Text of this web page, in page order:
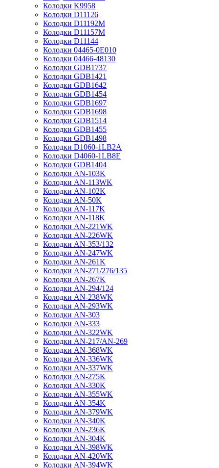
Колодки K9958
Колодки D11126
Колодки D11192M
Колодки D11157M
Колодки D11144
Колодки 04465-0E010
Колодки 04466-48130
Колодки GDB1737
Колодки GDB1421
Колодки GDB1642
Колодки GDB1454
Колодки GDB1697
Колодки GDB1698
Колодки GDB1514
Колодки GDB1455
Колодки GDB1498
Колодки D1060-1LB2A
Колодки D4060-1LB8E
Колодки GDB1404
Колодки AN-103K
Колодки AN-113WK
Колодки AN-102K
Колодки AN-50K
Колодки AN-117K
Колодки AN-118K
Колодки AN-221WK
Колодки AN-226WK
Колодки AN-353/132
Колодки AN-247WK
Колодки AN-261K
Колодки AN-271/276/135
Колодки AN-267K
Колодки AN-294/124
Колодки AN-238WK
Колодки AN-293WK
Колодки AN-303
Колодки AN-333
Колодки AN-322WK
Колодки AN-217/AN-269
Колодки AN-368WK
Колодки AN-336WK
Колодки AN-337WK
Колодки AN-275K
Колодки AN-330K
Колодки AN-355WK
Колодки AN-354K
Колодки AN-379WK
Колодки AN-340K
Колодки AN-236K
Колодки AN-304K
Колодки AN-398WK
Колодки AN-420WK
Колодки AN-394WK